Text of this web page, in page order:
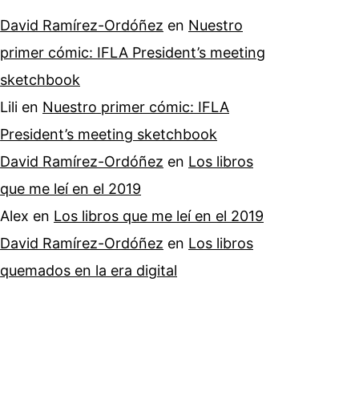
David Ramírez-Ordóñez en Nuestro
primer cómic: IFLA President’s meeting
sketchbook
Lili en Nuestro primer cómic: IFLA
President’s meeting sketchbook
David Ramírez-Ordóñez en Los libros
que me leí en el 2019
Alex en Los libros que me leí en el 2019
David Ramírez-Ordóñez en Los libros
quemados en la era digital